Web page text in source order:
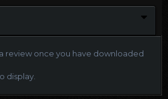
review once you have downloaded
display.